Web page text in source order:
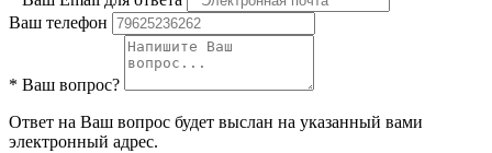
Ваш телефон
* Ваш вопрос?
Ответ на Ваш вопрос будет выслан на указанный вами
электронный адрес.